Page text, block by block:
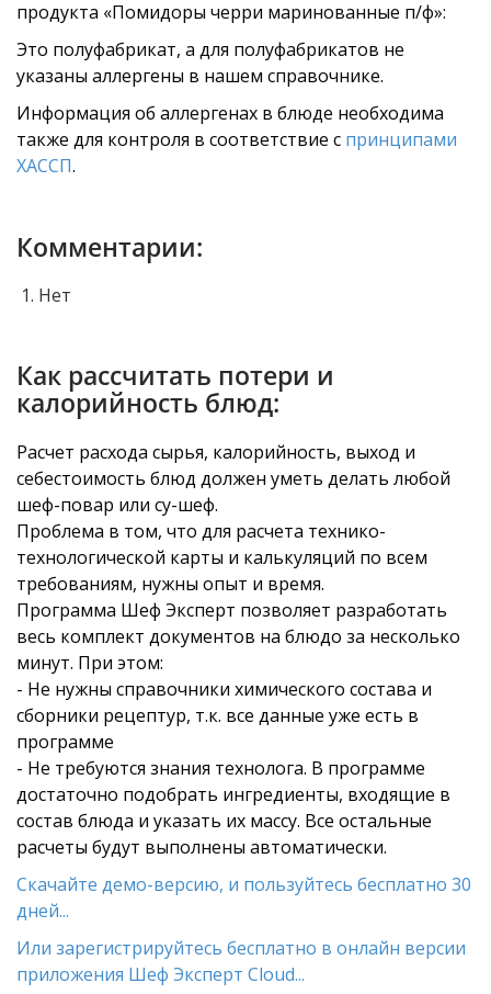
продукта «Помидоры черри маринованные п/ф»:
Это полуфабрикат, а для полуфабрикатов не
указаны аллергены в нашем справочнике.
Информация об аллергенах в блюде необходима
также для контроля в соответствие с принципами
ХАССП.
Комментарии:
Нет
Как рассчитать потери и
калорийность блюд:
Расчет расхода сырья, калорийность, выход и
себестоимость блюд должен уметь делать любой
шеф-повар или су-шеф.
Проблема в том, что для расчета технико-
технологической карты и калькуляций по всем
требованиям, нужны опыт и время.
Программа Шеф Эксперт позволяет разработать
весь комплект документов на блюдо за несколько
минут. При этом:
- Не нужны справочники химического состава и
сборники рецептур, т.к. все данные уже есть в
программе
- Не требуются знания технолога. В программе
достаточно подобрать ингредиенты, входящие в
состав блюда и указать их массу. Все остальные
расчеты будут выполнены автоматически.
Скачайте демо-версию, и пользуйтесь бесплатно 30
дней...
Или зарегистрируйтесь бесплатно в онлайн версии
приложения Шеф Эксперт Cloud...